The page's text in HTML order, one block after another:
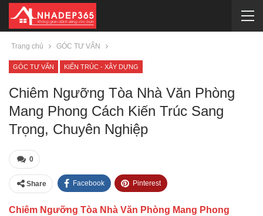
Trang chủ GÓC TƯ VẤN
GÓC TƯ VẤN KIẾN TRÚC - XÂY DỰNG
Chiêm Ngưỡng Tòa Nhà Văn Phòng
Mang Phong Cách Kiến Trúc Sang
Trọng, Chuyên Nghiệp
0
Share Facebook Pinterest
Chiêm Ngưỡng Tòa Nhà Văn Phòng Mang Phong